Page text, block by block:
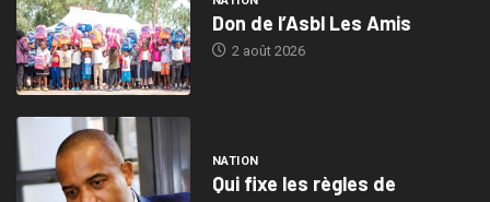
Don de l’Asbl Les Amis
2 août 2026
NATION
Qui fixe les règles de